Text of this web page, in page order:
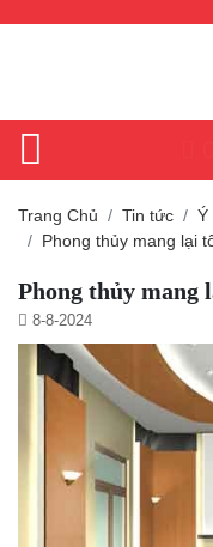
Trang Chủ Tin tức
Ý
Phong thủy mang lại
Phong thủy mang
8-8-2024